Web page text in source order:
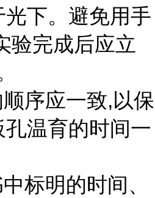
下。避免用手
验完成后应立
序应一致,以保
温育的时间一
标明的时间、